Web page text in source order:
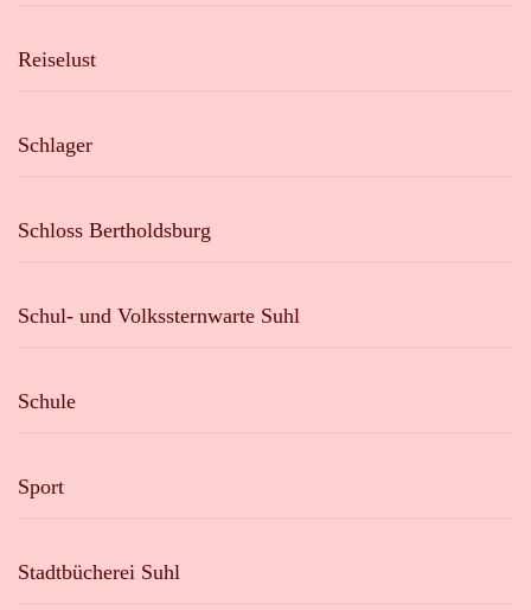
Reiselust
Schlager
Schloss Bertholdsburg
Schul- und Volkssternwarte Suhl
Schule
Sport
Stadtbücherei Suhl